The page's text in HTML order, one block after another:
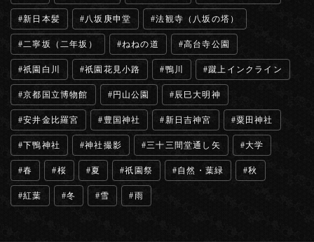
新日本髪 八坂庚申堂 法観寺（八坂の塔）
二寧坂（二年坂） ねねの道 高台寺公園
祇園白川 祇園花見小路 鴨川 蹴上インクライン
京都国立博物館 円山公園 辰巳大明神
安井金比羅宮 豊国神社 新日吉神宮 粟田神社
下鴨神社 神社撮影 三十三間堂通し矢 大学
春 桜 夏 祇園祭 自然・葉緑 秋
紅葉 冬 雪 雨